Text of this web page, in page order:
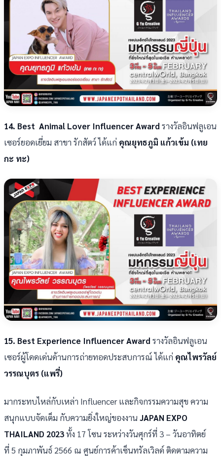
14. Best Animal Lover Influencer Award รางวัลอินฟลูเอน
เซอร์ยอดเยี่ยม สาขา รักสัตว์ ได้แก่ คุณยุทธภูมิ แก้วเข้ม (เทย
กะ ทะ)
15. Best Experience Influencer Award รางวัลอินฟลูเอน
เซอร์ผู้โดดเด่นด้านการถ่ายทอดประสบการณ์ ได้แก่ คุณไพรวัลย์
วรรณบุตร (แพรี่)
มากระทบไหล่กับเหล่า Influencer และกิจกรรมความสุข ความ
สนุกแบบจัดเต็ม กับความยิ่งใหญ่ของงาน JAPAN EXPO
THAILAND 2023ทั้ง 17 โซน ระหว่างวันศุกร์ที่ 3 – วันอาทิตย์
ที่ 5 กุมภาพันธ์ 2566 ณ ศูนย์การค้าเซ็นทรัลเวิลด์ ติดตามความ